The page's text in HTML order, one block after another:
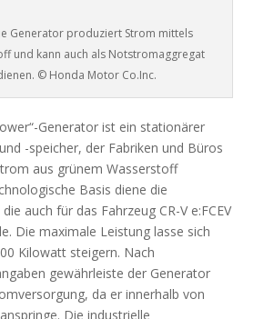
Generator produziert Strom mittels
und kann auch als Notstromaggregat
© Honda Motor Co.Inc.
Generator ist ein stationärer
-speicher, der Fabriken und Büros
aus grünem Wasserstoff
Basis diene die
auch für das Fahrzeug CR-V e:FCEV
Die maximale Leistung lasse sich
Kilowatt steigern. Nach
gewährleiste der Generator
da er innerhalb von
Die industrielle